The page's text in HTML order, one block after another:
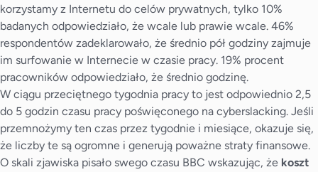
korzystamy z Internetu do celów prywatnych, tylko 10%
badanych odpowiedziało, że wcale lub prawie wcale. 46%
respondentów zadeklarowało, że średnio pół godziny zajmuje
im surfowanie w Internecie w czasie pracy. 19% procent
pracowników odpowiedziało, że średnio godzinę.
W ciągu przeciętnego tygodnia pracy to jest odpowiednio 2,5
do 5 godzin czasu pracy poświęconego na cyberslacking. Jeśli
przemnożymy ten czas przez tygodnie i miesiące, okazuje się,
że liczby te są ogromne i generują poważne straty finansowe.
O skali zjawiska pisało swego czasu BBC wskazując, że koszt